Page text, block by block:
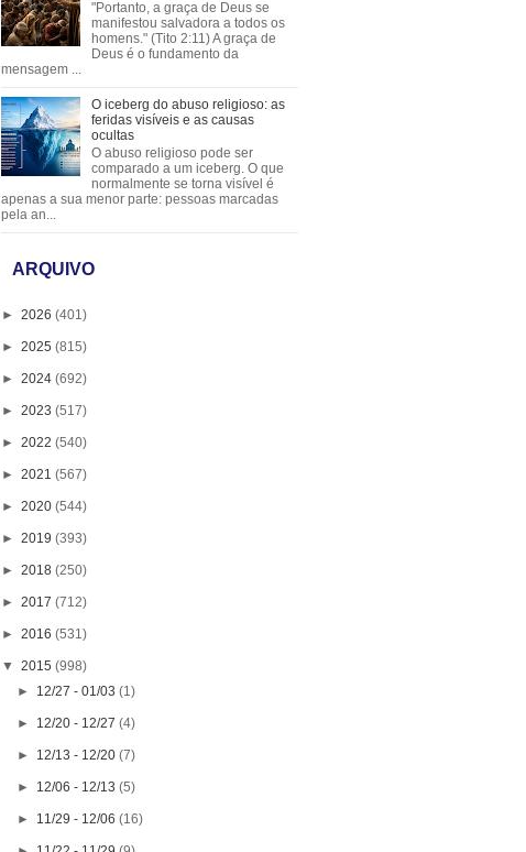
"Portanto, a graça de Deus se
manifestou salvadora a todos os
homens." (Tito 2:11) A graça de
Deus é o fundamento da
mensagem ...
O iceberg do abuso religioso: as
feridas visíveis e as causas
ocultas
O abuso religioso pode ser
comparado a um iceberg. O que
normalmente se torna visível é
apenas a sua menor parte: pessoas marcadas
pela an...
ARQUIVO
► 2026 (401)
► 2025 (815)
► 2024 (692)
► 2023 (517)
► 2022 (540)
► 2021 (567)
► 2020 (544)
► 2019 (393)
► 2018 (250)
► 2017 (712)
► 2016 (531)
▼ 2015 (998)
► 12/27 - 01/03(1)
► 12/20 - 12/27(4)
► 12/13 - 12/20(7)
► 12/06 - 12/13(5)
► 11/29 - 12/06(16)